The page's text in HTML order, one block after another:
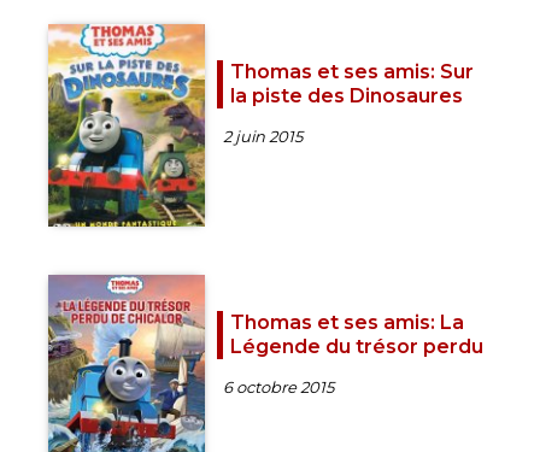
Thomas et ses amis: Sur
la piste des Dinosaures
2 juin 2015
Thomas et ses amis: La
Légende du trésor perdu
6 octobre 2015